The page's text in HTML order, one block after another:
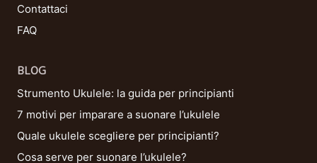
Contattaci
FAQ
BLOG
Strumento Ukulele: la guida per principianti
7 motivi per imparare a suonare l’ukulele
Quale ukulele scegliere per principianti?
Cosa serve per suonare l’ukulele?